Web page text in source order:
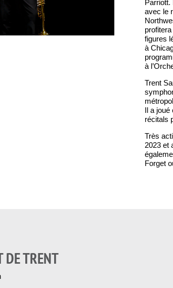
Parriott.
avec le
figures
à
à
Trent
Il a joué
récitals
Très
2023 et
Forget
DE TRENT